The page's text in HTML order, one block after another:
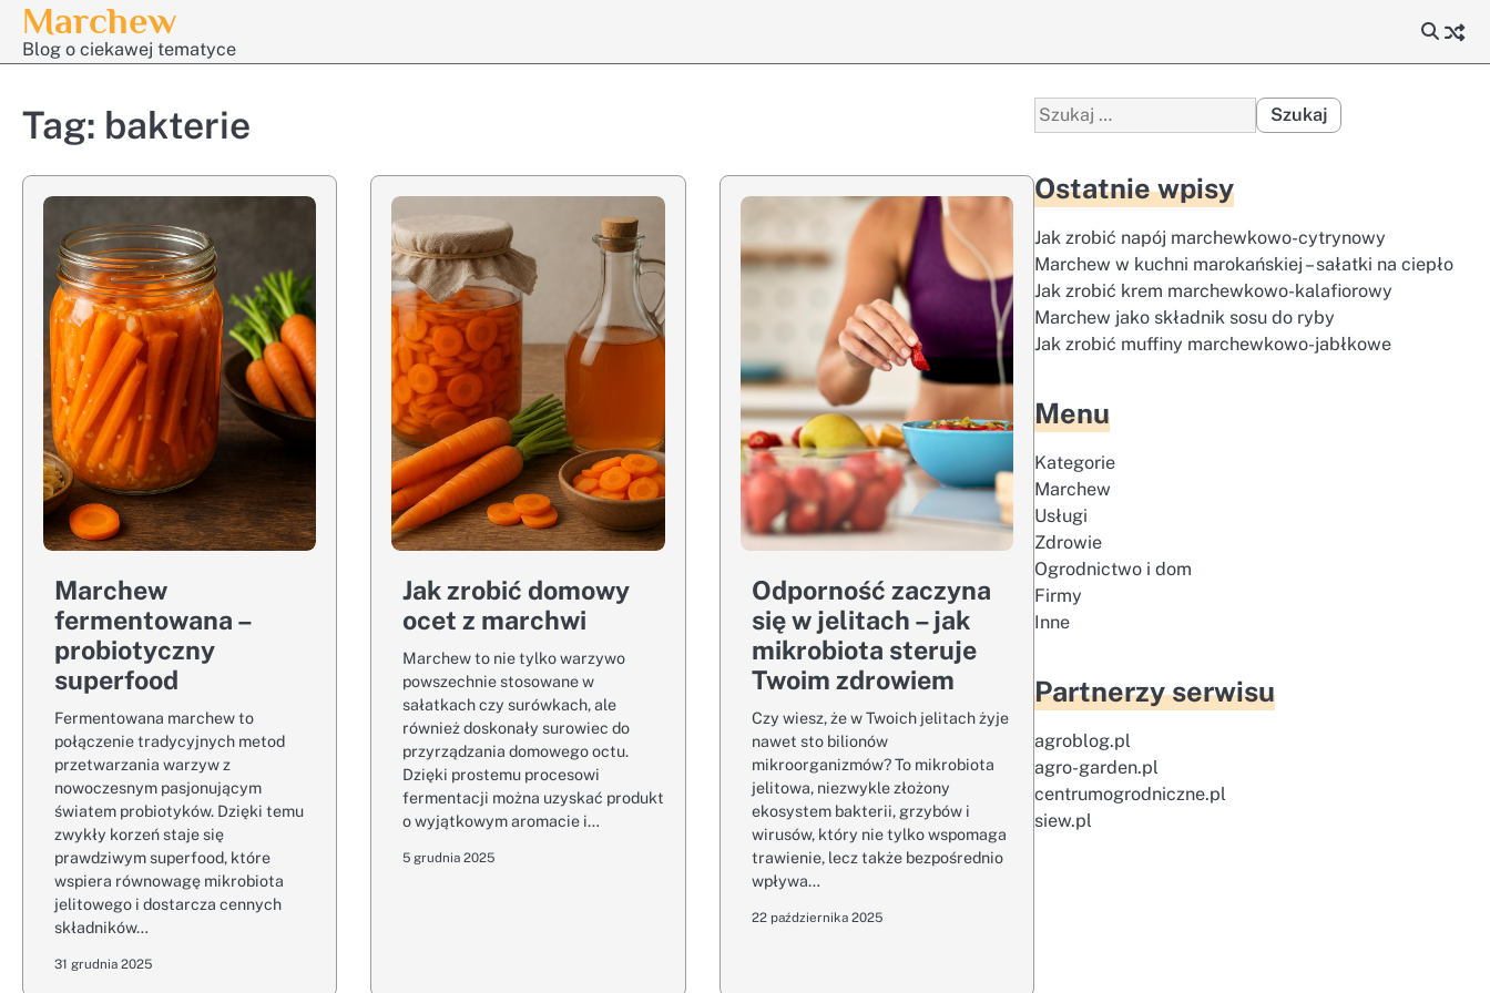
Skip
content
Marchew
Blog o ciekawej tematyce
Tag: bakterie
Marchew
fermentowana –
probiotyczny
superfood
Fermentowana marchew to
połączenie tradycyjnych metod
przetwarzania warzyw z
nowoczesnym pasjonującym
światem probiotyków. Dzięki temu
zwykły korzeń staje się
prawdziwym superfood, które
wspiera równowagę mikrobiota
jelitowego i dostarcza cennych
składników…
31 grudnia 2025
Jak zrobić domowy
ocet z marchwi
Marchew to nie tylko warzywo
powszechnie stosowane w
sałatkach czy surówkach, ale
również doskonały surowiec do
przyrządzania domowego octu.
Dzięki prostemu procesowi
fermentacji można uzyskać produkt
o wyjątkowym aromacie i…
5 grudnia 2025
Odporność zaczyna
się w jelitach – jak
mikrobiota steruje
Twoim zdrowiem
Czy wiesz, że w Twoich jelitach żyje
nawet sto bilionów
mikroorganizmów? To mikrobiota
jelitowa, niezwykle złożony
ekosystem bakterii, grzybów i
wirusów, który nie tylko wspomaga
trawienie, lecz także bezpośrednio
wpływa…
22 października 2025
Szukaj:
Ostatnie wpisy
Jak zrobić napój marchewkowo-cytrynowy
Marchew w kuchni marokańskiej – sałatki na ciepło
Jak zrobić krem marchewkowo-kalafiorowy
Marchew jako składnik sosu do ryby
Jak zrobić muffiny marchewkowo-jabłkowe
Menu
Kategorie
Marchew
Usługi
Zdrowie
Ogrodnictwo i dom
Firmy
Inne
Partnerzy serwisu
agroblog.pl
agro-garden.pl
centrumogrodniczne.pl
siew.pl